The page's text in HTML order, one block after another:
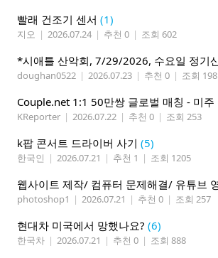
빨래 건조기 센서 (1)
지오 | 2026.07.24 | 추천 0 | 조회 602
doughan0522 | 2026.07.23 | 추천 0 | 조회 198
KReporter | 2026.07.22 | 추천 0 | 조회 253
k팝 콘서트 드라이버 사기 (5)
한국인 | 2026.07.21 | 추천 1 | 조회 1205
photoshop1 | 2026.07.21 | 추천 0 | 조회 257
현대차 미국에서 망했나요? (6)
한국차 | 2026.07.21 | 추천 0 | 조회 888